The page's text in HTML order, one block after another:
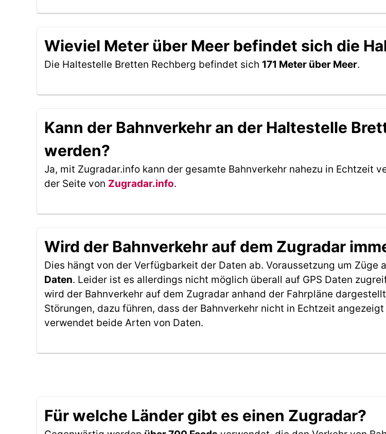
Wieviel Meter über Meer befindet sich die
Die Haltestelle Bretten Rechberg befindet sich 171 Meter über Meer.
Kann der Bahnverkehr an der Haltestelle
werden?
Ja, mit Zugradar.info kann der gesamte Bahnverkehr nahezu in Echtzeit
der Seite von Zugradar.info.
Wird der Bahnverkehr auf dem Zugradar
Dies hängt von der Verfügbarkeit der Daten ab. Voraussetzung um Züge
Daten. Leider ist es allerdings nicht möglich überall auf GPS Daten
wird der Bahnverkehr auf dem Zugradar anhand der Fahrpläne
Störungen, dazu führen, dass der Bahnverkehr nicht in Echtzeit
verwendet beide Arten von Daten.
Für welche Länder gibt es einen Zugradar?